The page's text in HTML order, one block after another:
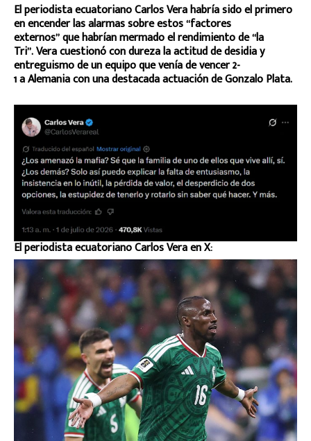
El periodista ecuatoriano Carlos Vera habría sido el primero
en encender las alarmas sobre estos “factores
externos” que habrían mermado el rendimiento de “la
Tri”. Vera cuestionó con dureza la actitud de desidia y
entreguismo de un equipo que venía de vencer 2-
1 a Alemania con una destacada actuación de Gonzalo Plata.
El periodista ecuatoriano Carlos Vera en X: